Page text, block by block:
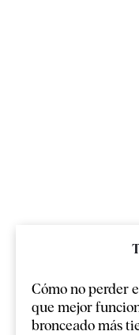
Cómo no perder
que mejor
bronceado más